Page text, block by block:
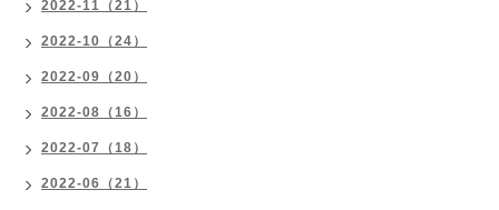
2022-11（21）
2022-10（24）
2022-09（20）
2022-08（16）
2022-07（18）
2022-06（21）